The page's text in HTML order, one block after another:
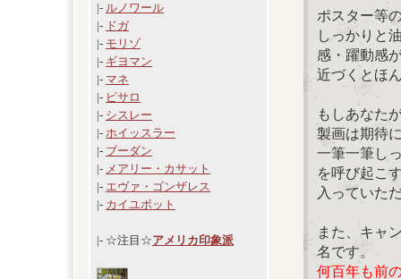
|- ルノワール
|- ドガ
|- モリゾ
|- ギヨマン
|- マネ
|- ピサロ
|- シスレー
|- ホイッスラー
|- ブーダン
|- メアリー・カサット
|- エヴァ・ゴンザレス
|- カイユボット
|- ☆注目☆アメリカ印象派
ポスター等
しっかりと
感・躍動感
近づくとほ
もしあなた
製画は期待
一筆一筆し
を呼び起こ
入っていた
また、キャ
名です。
何百年も前